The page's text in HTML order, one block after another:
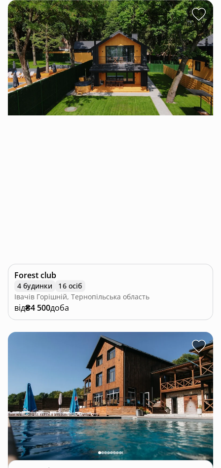
Forest club
4 будинки
16 осіб
Івачів Горішній, Тернопільська область
від₴4 500доба